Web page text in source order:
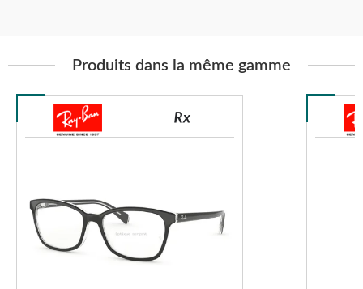
Produits dans la même gamme